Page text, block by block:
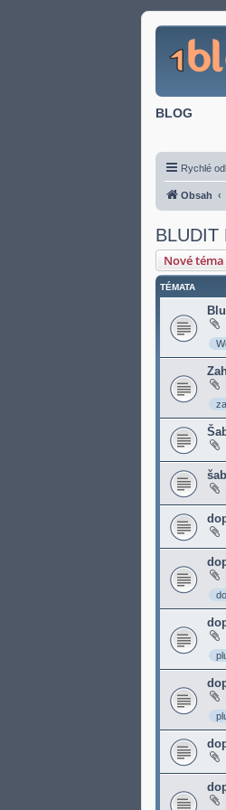
BLOG
Rychlé
Obsah
BLUDIT
Nové téma
TÉMATA